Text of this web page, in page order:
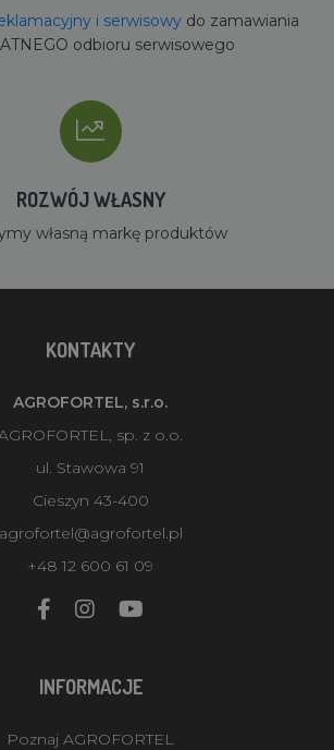
i serwisowydo zamawiania
odbioru serwisowego
ROZWÓJ WŁASNY
własną markę produktów
KONTAKTY
AGROFORTEL, s.r.o.
sp. z o.o.
ul. Stawowa 91
Cieszyn 43-400
agrofortel@agrofortel.pl
+48 12 600 61 09
INFORMACJE
Poznaj AGROFORTEL